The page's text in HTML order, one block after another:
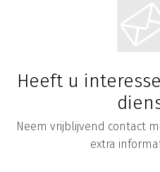
Heeft u
Neem vrijblijvend contact
extra